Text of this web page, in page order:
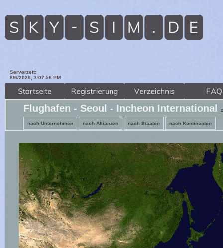
Serverzeit:
8/6/2026, 3:07:58 PM
Flughafen - Seoul - Incheon International
nach Unternehmen nach Allianzen nach Staaten nach Kontinenten